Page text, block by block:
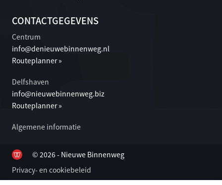
CONTACTGEGEVENS
Centrum
info@denieuwebinnenweg.nl
Routeplanner »
Delfshaven
info@nieuwebinnenweg.biz
Routeplanner »
Algemene informatie
© 2026 - Nieuwe Binnenweg
Privacy- en cookiebeleid